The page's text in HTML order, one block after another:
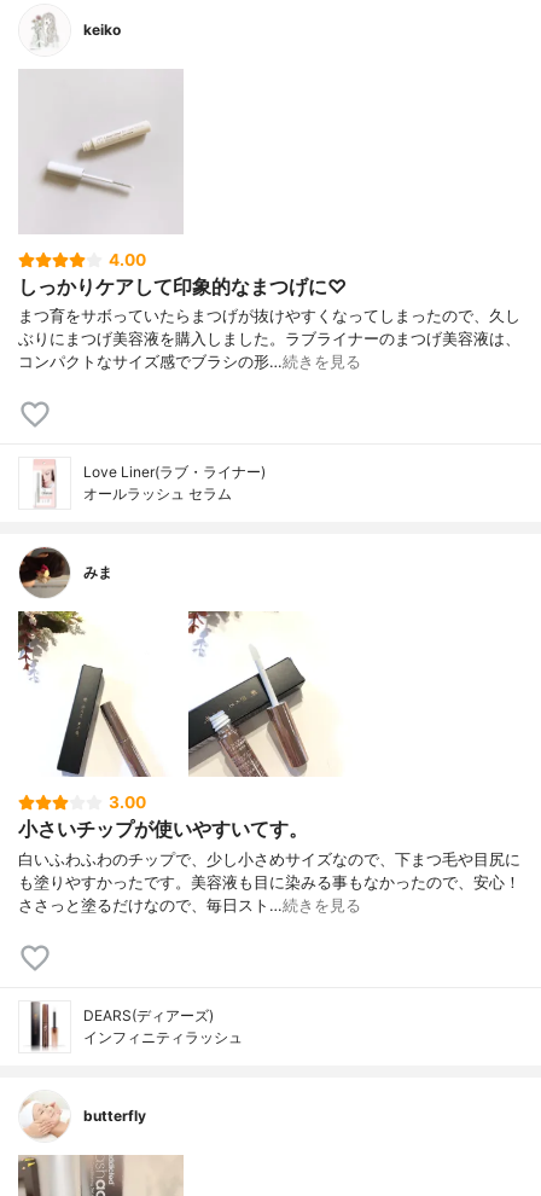
keiko
4.00
しっかりケアして印象的なまつげに♡
まつ育をサボっていたらまつげが抜けやすくなってしまったので、久し
ぶりにまつげ美容液を購入しました。ラブライナーのまつげ美容液は、
コンパクトなサイズ感でブラシの形…続きを見る
Love Liner(ラブ・ライナー)
オールラッシュ セラム
みま
3.00
小さいチップが使いやすいてす。
白いふわふわのチップで、少し小さめサイズなので、下まつ毛や目尻に
も塗りやすかったです。美容液も目に染みる事もなかったので、安心！
ささっと塗るだけなので、毎日スト…続きを見る
DEARS(ディアーズ)
インフィニティラッシュ
butterfly